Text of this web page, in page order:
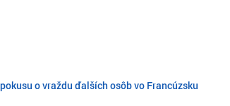
o vraždu ďalších osôb vo Francúzsku